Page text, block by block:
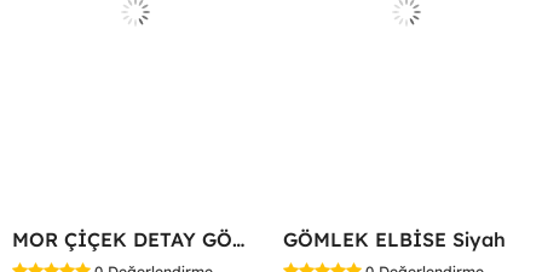
MOR ÇİÇEK DETAY GÖMLEK ELBİSE Beyaz GÖMLEK ELBİSE Siyah